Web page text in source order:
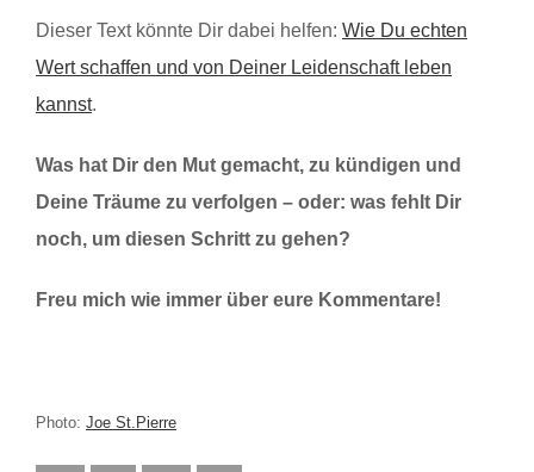
Dieser Text könnte Dir dabei helfen: Wie Du echten
Wert schaffen und von Deiner Leidenschaft leben
kannst.
Was hat Dir den Mut gemacht, zu kündigen und
Deine Träume zu verfolgen – oder: was fehlt Dir
noch, um diesen Schritt zu gehen?
Freu mich wie immer über eure Kommentare!
Photo: Joe St.Pierre